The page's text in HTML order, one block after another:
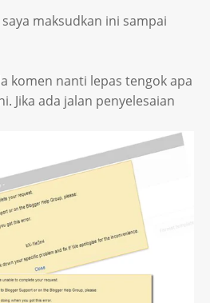
maksudkan ini sampai
komen nanti lepas tengok apa
Jika ada jalan penyelesaian